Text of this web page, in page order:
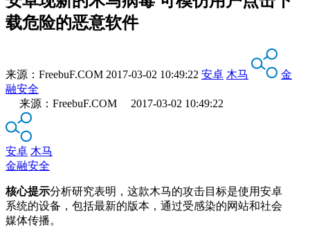
载危险的恶意软件
来源： FreebuF.COM 2017-03-02 10:49:22 安卓 木马
金
融安全
来源：FreebuF.COM 2017-03-02 10:49:22
安卓 木马
金融安全
核心提示分析研究表明，这款木马的攻击目标是使用安卓
系统的设备，包括最新的版本，通过受感染的网站和社会
媒体传播。